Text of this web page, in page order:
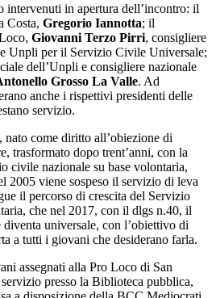
intervenuti in apertura dell’incontro: il
Costa, Gregorio Iannotta; il
Giovanni Terzo Pirri, consigliere
Unpli per il Servizio Civile Universale;
dell’Unpli e consigliere nazionale
Grosso La Valle. Ad
anche i rispettivi presidenti delle
servizio.
come diritto all’obiezione di
trasformato dopo trent’anni, con la
civile nazionale su base volontaria,
2005 viene sospeso il servizio di leva
il percorso di crescita del Servizio
che nel 2017, con il dlgs n.40, il
universale, con l’obiettivo di
a tutti i giovani che desiderano farla.
assegnati alla Pro Loco di San
presso la Biblioteca pubblica,